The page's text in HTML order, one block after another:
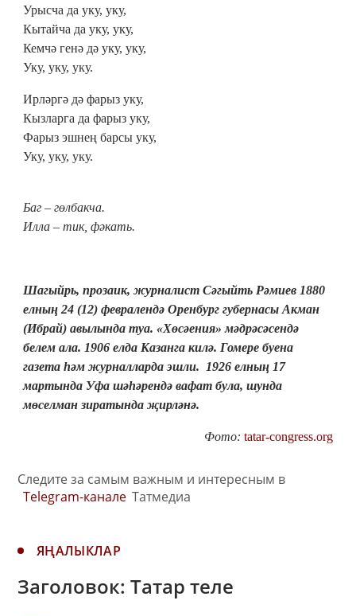
Урысча да уку, уку,
Кытайча да уку, уку,
Кемчә генә дә уку, уку,
Уку, уку, уку.
Ирләргә дә фарыз уку,
Кызларга да фарыз уку,
Фарыз эшнең барсы уку,
Уку, уку, уку.
Баг – гөлбакча.
Илла – тик, фәкать.
Шагыйрь, прозаик, журналист Сәгыйть Рәмиев 1880
елның 24 (12) февралендә Оренбург губернасы Акман
(Ибрай) авылында туа. «Хөсәения» мәдрәсәсендә
белем ала. 1906 елда Казанга килә. Гомере буена
газета һәм журналларда эшли. 1926 елның 17
мартында Уфа шәһәрендә вафат була, шунда
мөселман зиратында җирләнә.
Фото: tatar-congress.org
Следите за самым важным и интересным в
Telegram-канале Татмедиа
ЯҢАЛЫКЛАР
Заголовок: Татар теле